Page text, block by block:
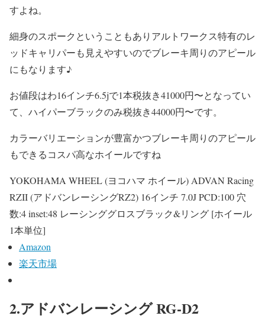
すよね。
細身のスポークということもありアルトワークス特有のレ
ッドキャリパーも見えやすいのでブレーキ周りのアピール
にもなります♪
お値段はわ16インチ6.5jで1本税抜き41000円〜となってい
て、ハイパーブラックのみ税抜き44000円〜です。
カラーバリエーションが豊富かつブレーキ周りのアピール
もできるコスパ高なホイールですね
YOKOHAMA WHEEL (ヨコハマ ホイール) ADVAN Racing
RZII (アドバンレーシングRZ2) 16インチ 7.0J PCD:100 穴
数:4 inset:48 レーシンググロスブラック&リング [ホイール
1本単位]
Amazon
楽天市場
2.アドバンレーシング RG-D2